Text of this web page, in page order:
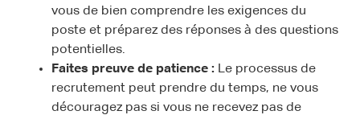
vous de bien comprendre les exigences du
poste et préparez des réponses à des questions
potentielles.
Faites preuve de patience : Le processus de
recrutement peut prendre du temps, ne vous
découragez pas si vous ne recevez pas de